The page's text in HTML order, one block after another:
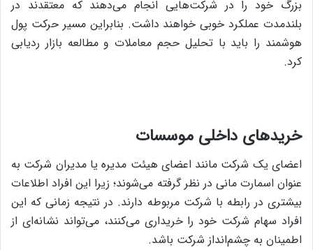
بزرگ خود را در شرکت‌هایی انجام می‌دهند که معتقدند در
بلندمدت عملکرد خوبی خواهند داشت. بنابراین مسیر حرکت پول
هوشمند را باید با تحلیل حجم معاملات و مطالعه بازار ردیابی
کرد.
خریدهای داخلی موسسات
اعضای یک شرکت مانند اعضای هیئت مدیره یا مدیران شرکت به
عنوان اسمارت مانی در نظر گرفته می‌شوند؛ زیرا این افراد اطلاعات
بیشتری در رابطه با شرکت مربوطه دارند. در نتیجه زمانی که این
افراد سهام شرکت خود را خریداری می‌کنند، می‌تواند نشانه‌ای از
اطمینان به چشم‌انداز شرکت باشد.